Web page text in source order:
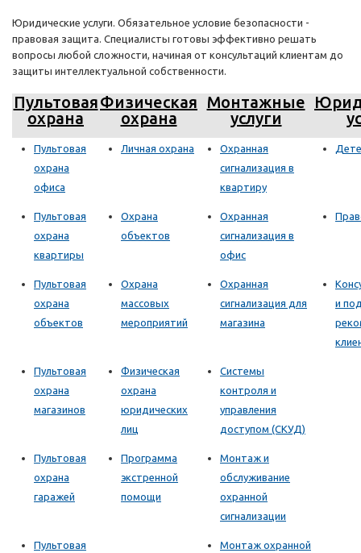
Юридические услуги. Обязательное условие безопасности -
правовая защита. Специалисты готовы эффективно решать
вопросы любой сложности, начиная от консультаций клиентам до
защиты интеллектуальной собственности.
Пультовая
охрана
Физическая
охрана
Монтажные
услуги
Пультовая
охрана
офиса
Личная охрана
Охранная
сигнализация в
квартиру
Пультовая
охрана
квартиры
Охрана
объектов
Охранная
сигнализация в
офис
Пультовая
охрана
объектов
Охрана
массовых
мероприятий
Охранная
сигнализация для
магазина
и
Пультовая
охрана
магазинов
Физическая
охрана
юридических
лиц
Системы
контроля и
управления
доступом (СКУД)
Пультовая
охрана
гаражей
Программа
экстренной
помощи
Монтаж и
обслуживание
охранной
сигнализации
Пультовая Монтаж охранной